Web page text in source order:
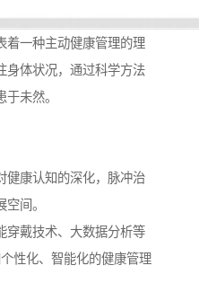
着一种主动健康管理的理
体状况，通过科学方法
未然。
健康认知的深化，脉冲治
间。
穿戴技术、大数据分析等
性化、智能化的健康管理